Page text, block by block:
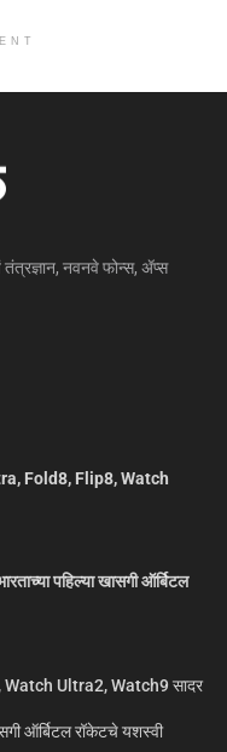
तंत्रज्ञान, नवनवे फोन्स, ॲप्स
Fold8, Flip8, Watch
पहिल्या खासगी ऑर्बिटल
Ultra2, Watch9 सादर
ऑर्बिटल रॉकेटचे यशस्वी